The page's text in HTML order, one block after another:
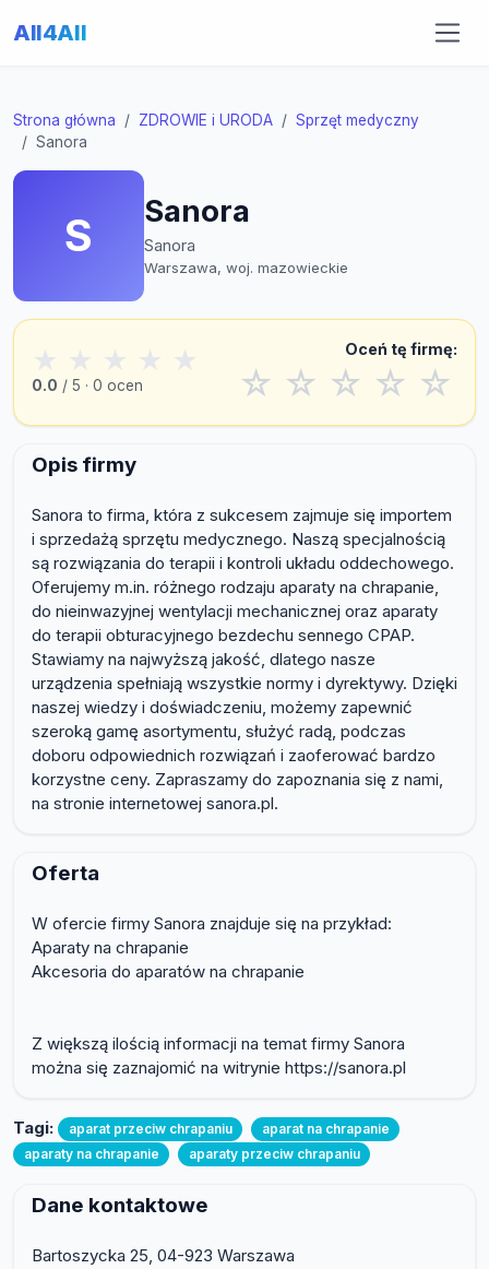
All4All
Strona główna ZDROWIE i URODA
Sprzęt medyczny
Sanora
S Sanora
Sanora
Warszawa, woj. mazowieckie
★ ★ ★ ★ ★
0.0 / 5 · 0 ocen
Oceń tę firmę:
☆ ☆ ☆ ☆ ☆
Opis firmy
Sanora to firma, która z sukcesem zajmuje się importem
i sprzedażą sprzętu medycznego. Naszą specjalnością
są rozwiązania do terapii i kontroli układu oddechowego.
Oferujemy m.in. różnego rodzaju aparaty na chrapanie,
do nieinwazyjnej wentylacji mechanicznej oraz aparaty
do terapii obturacyjnego bezdechu sennego CPAP.
Stawiamy na najwyższą jakość, dlatego nasze
urządzenia spełniają wszystkie normy i dyrektywy. Dzięki
naszej wiedzy i doświadczeniu, możemy zapewnić
szeroką gamę asortymentu, służyć radą, podczas
doboru odpowiednich rozwiązań i zaoferować bardzo
korzystne ceny. Zapraszamy do zapoznania się z nami,
na stronie internetowej sanora.pl.
Oferta
W ofercie firmy Sanora znajduje się na przykład:
Aparaty na chrapanie
Akcesoria do aparatów na chrapanie
Z większą ilością informacji na temat firmy Sanora
można się zaznajomić na witrynie https://sanora.pl
Tagi: aparat przeciw chrapaniu
aparat na chrapanie
aparaty na chrapanie
aparaty przeciw chrapaniu
Dane kontaktowe
Bartoszycka 25, 04-923 Warszawa